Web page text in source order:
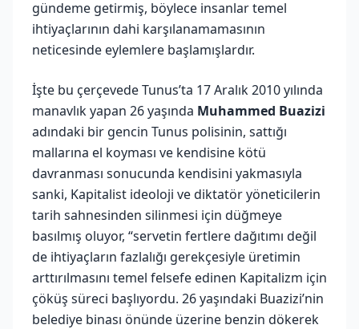
gündeme getirmiş, böylece insanlar temel
ihtiyaçlarının dahi karşılanamamasının
neticesinde eylemlere başlamışlardır.
İşte bu çerçevede Tunus’ta 17 Aralık 2010 yılında
manavlık yapan 26 yaşında Muhammed Buazizi
adındaki bir gencin Tunus polisinin, sattığı
mallarına el koyması ve kendisine kötü
davranması sonucunda kendisini yakmasıyla
sanki, Kapitalist ideoloji ve diktatör yöneticilerin
tarih sahnesinden silinmesi için düğmeye
basılmış oluyor, “servetin fertlere dağıtımı değil
de ihtiyaçların fazlalığı gerekçesiyle üretimin
arttırılmasını temel felsefe edinen Kapitalizm için
çöküş süreci başlıyordu. 26 yaşındaki Buazizi’nin
belediye binası önünde üzerine benzin dökerek